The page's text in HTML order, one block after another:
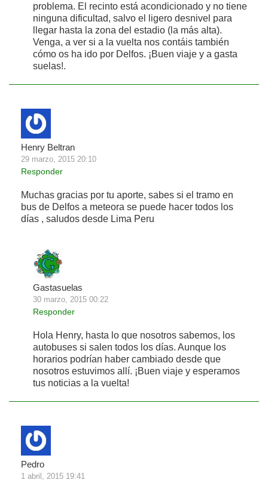
problema. El recinto está acondicionado y no tiene
ninguna dificultad, salvo el ligero desnivel para
llegar hasta la zona del estadio (la más alta).
Venga, a ver si a la vuelta nos contáis también
cómo os ha ido por Delfos. ¡Buen viaje y a gasta
suelas!.
Henry Beltran
29 marzo, 2015 20:10
Responder
Muchas gracias por tu aporte, sabes si el tramo en
bus de Delfos a meteora se puede hacer todos los
días , saludos desde Lima Peru
Gastasuelas
30 marzo, 2015 00:22
Responder
Hola Henry, hasta lo que nosotros sabemos, los
autobuses si salen todos los días. Aunque los
horarios podrían haber cambiado desde que
nosotros estuvimos allí. ¡Buen viaje y esperamos
tus noticias a la vuelta!
Pedro
1 abril, 2015 19:41